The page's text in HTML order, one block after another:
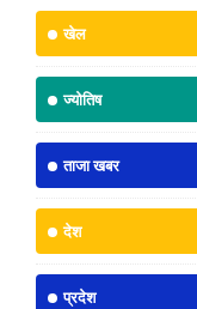
खेल
ज्योतिष
ताजा खबर
देश
प्रदेश